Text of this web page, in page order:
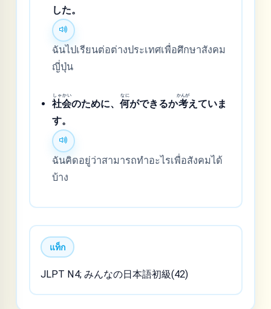
した。
ฉันไปเรียนต่อต่างประเทศเพื่อศึกษาสังคม
ญี่ปุ่น
社会
しゃかい
のために、何
なに
ができるか考
かんが
えていま
す。
ฉันคิดอยู่ว่าสามารถทำอะไรเพื่อสังคมได้
บ้าง
แท็ก
JLPT N4; みんなの日本語初級(42)